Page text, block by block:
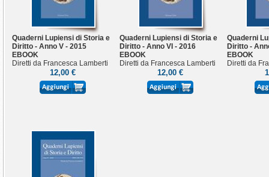
Quaderni Lupiensi di Storia e
Diritto - Anno V - 2015
EBOOK
Diretti da Francesca Lamberti
12,00 €
Quaderni Lupiensi di Storia e
Diritto - Anno VI - 2016
EBOOK
Diretti da Francesca Lamberti
12,00 €
Quaderni
Diritto -
EBOOK
Diretti da